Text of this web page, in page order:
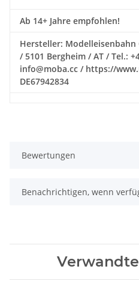
Ab 14+ Jahre empfohlen!
Hersteller:
/ 5101 Bergheim / AT / Tel.:
info@moba.cc / https://
DE67942834
Bewertungen
Benachrichtigen, wenn